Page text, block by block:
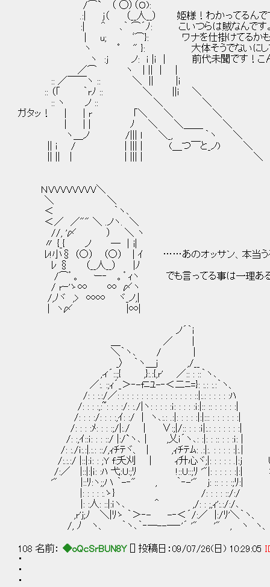
/⌒` （ ◯）（Ｏ):
.:| j（ （__人__） 姫様！わかってるんです
:| ＾ ､｀ ⌒´ﾉ: こいつらは賊なんですよ！！
| u; ﾞ⌒}: ワナを仕掛けてるかもしれな
ヽ ﾟ " }: 大体そうでないにしても…姫様み
ヽ :j ノ: ｉ |ｉ | 前代未聞です！こんなこと
／⌒ ヽ | || | |
:: ／￣￣ヽ :: ＼ || |i
:: （｢ ｀rﾉ :: ＼ ||i ＼
:: ヽ ノ :: ＼ ＼
ガタッ！ | | r ｢＼ ＼ ＼
| | | ﾉ ＼ ＼＿＿ ＼
ヽ＿ノ /||| l ＼_, ｀ヽ ＼
|| ｉ / | ||| | (＿つ￣と_ノ) ＼
|| || | | ||| | ＼
ＮVVVVVVVV＼
＼ ＼
＜ ｀ヽ､
＜／ ／"" ＼ .ノヽ. ＼
//, '〆 ） ＼ ヽ
〃 {_{ ノ ─ │i|
ﾚ!小§ （○） （○） | ｲ ……あのオッサン、本当うる
ﾚ § （__人__） |ﾉ
/⌒゜。 ー‐ 。゜ｨヽ でも言ってる事は一理あるッ
/ rｰ'ゝ∞ ∞ 〆ヽ
/,ﾉヾ ,> ∞∞ ヾ_ノ,|
| ヽ〆 |∞|
ノ´｀ｉ
＿ ／ |
＼｀ヽ､ / |
_〉 ｀ヽ＿ｊ ,/__
,ィ´::;{ ,}:.:{,r' ／:: : ::｀ヽ､
／:. :;ｨ´_＞‐-fﾆﾕ-‐＜二ﾆ=}: :.: :.:｀ヽ、
/: : :.:/／: : : : : : : : : : : : : : : : ::|:.: : : : : :ﾊ
/: : : :,:~: : : :/: :./|ヽ: : : : :ｉ: : : : :ｉ:|:: :: : : : : :|
/: : : :/: : : :,ｲ: :/ | ヽ､:.: .:|: : : : :|:|::: : : : : : :|
/: : : :ﾒ: : : :;/|:./ | ∨:;|/:: : : :ｉ|:.: : : : : : :|
/: :,ｲ::ｉ: : : ::/ |:/`ヽ､ | ,乂ｉ´ヽ､: :|: : :: : : :ｉ: |
/: :./ｉ:.:|.:.: ::/,ｨﾁﾃヾ、 | ,ｨﾁﾃﾑ: .:|:. : : : : :|:.|
/:.:.:/ |::|:ｉ: : ;Y f:夭刈 | ｨ升心ヾ;|: : : : : .|:ｊ い
/:／ |::|:|ｉ: :ﾊ 弋:U:;ﾘ !::U::;ﾘ '"|: : : : : :|:| ホ
'" |::ﾘ:ヽ;;ハ ｀-‐" , ｀‐-'" ｊ: :: : : :;ﾘ:|
|: : : : :.ゝ} /: : : : ::/:/
|: :人: ::|:ｉヽ､ ＾ ,/: : ;,ｨ':.:/:/､
,r'ｊ;ﾉ ＼|ﾘゝ ｀＞‐- -‐＜´/:／ |:/ﾘ'＼｀ヽ、
/, ﾉ ヽ、 ｀ヽ､｀‐─--─‐'´ '" '" , ヽ ヽ、
108 名前： ◆oQcSrBUN8Y [] 投稿日：09/07/26(日) 10:29:05
・
・
・